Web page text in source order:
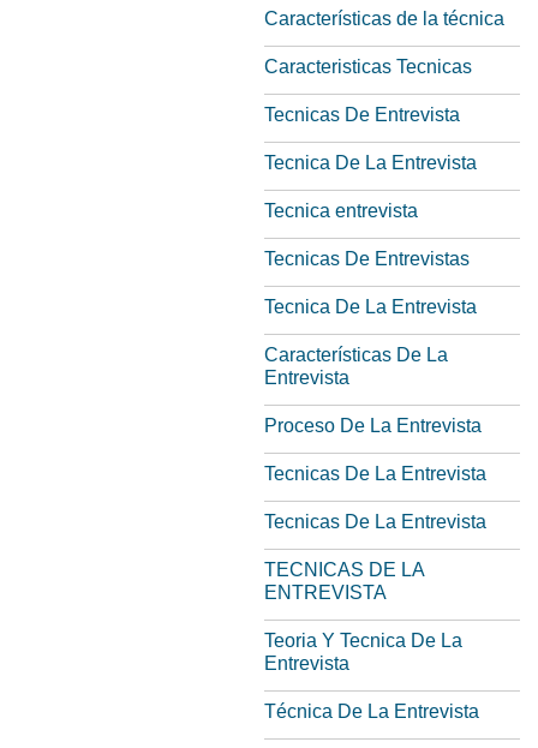
Características de la técnica
Caracteristicas Tecnicas
Tecnicas De Entrevista
Tecnica De La Entrevista
Tecnica entrevista
Tecnicas De Entrevistas
Tecnica De La Entrevista
Características De La
Entrevista
Proceso De La Entrevista
Tecnicas De La Entrevista
Tecnicas De La Entrevista
TECNICAS DE LA
ENTREVISTA
Teoria Y Tecnica De La
Entrevista
Técnica De La Entrevista